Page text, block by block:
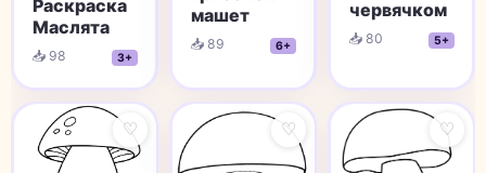
Раскраска
Маслята
📥 98 3+
машет
📥 89 6+
червячком
📥 80 5+
♡ ♡ ♡